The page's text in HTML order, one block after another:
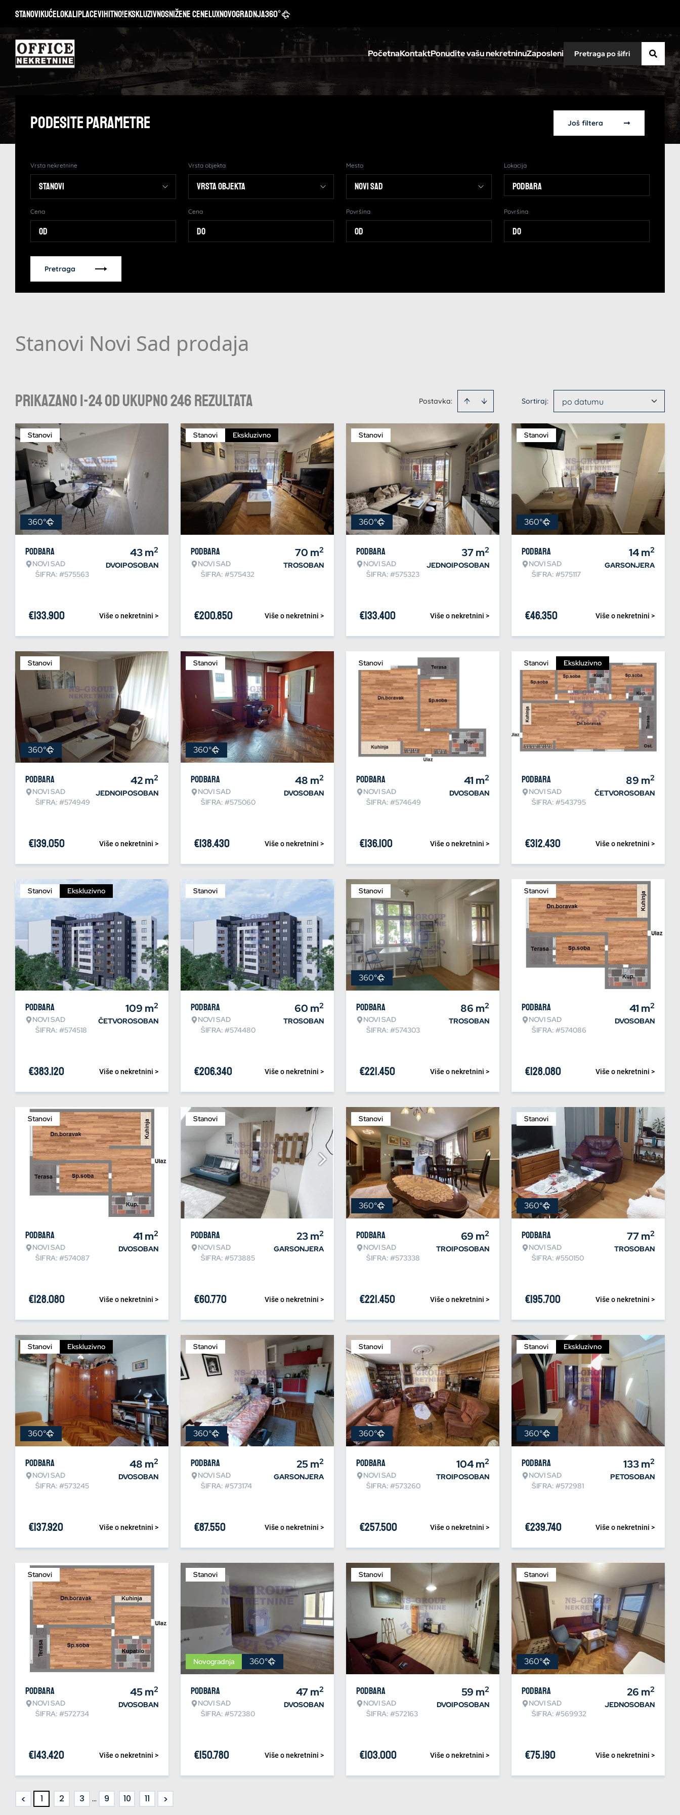
StanoviKućeLokaliPlaceviHitno!EkskluzivnoSnižene ceneLuxNovogradnja360°
PočetnaKontaktPonudite vašu nekretninuZaposleni
Podesite Parametre Još filtera
Vrsta nekretnine Vrsta objekta Mesto Lokacija
Podbara
Cena Cena Površina Površina
Pretraga
Stanovi Novi Sad prodaja
Prikazano 1-24 od ukupno 246 rezultata Postavka: Sortiraj: po datumu
Stanovi
360°
Podbara
NOVI SAD
ŠIFRA: #575563
43m2
DVOIPOSOBAN
Više o nekretnini >
€133.900
Stanovi Ekskluzivno
Podbara
NOVI SAD
ŠIFRA: #575432
70 m2
TROSOBAN
Više o nekretnini >
€200.850
Stanovi
360°
Podbara
NOVI SAD
ŠIFRA: #575323
37m2
JEDNOIPOSOBAN
Više o nekretnini >
€133.400
Stanovi
360°
Podbara
NOVI SAD
ŠIFRA: #575117
14m2
GARSONJERA
Više o nekretnini >
€46.350
Stanovi
360°
Podbara
NOVI SAD
ŠIFRA: #574949
42m2
JEDNOIPOSOBAN
Više o nekretnini >
€139.050
Stanovi
360°
Podbara
NOVI SAD
ŠIFRA: #575060
48 m2
DVOSOBAN
Više o nekretnini >
€138.430
Stanovi
Podbara
NOVI SAD
ŠIFRA: #574649
41 m2
DVOSOBAN
Više o nekretnini >
€136.100
Stanovi Ekskluzivno
Podbara
NOVI SAD
ŠIFRA: #543795
89 m2
ČETVOROSOBAN
Više o nekretnini >
€312.430
Stanovi Ekskluzivno
Podbara
NOVI SAD
ŠIFRA: #574518
109 m2
ČETVOROSOBAN
Više o nekretnini >
€383.120
Stanovi
Podbara
NOVI SAD
ŠIFRA: #574480
60 m2
TROSOBAN
Više o nekretnini >
€206.340
Stanovi
360°
Podbara
NOVI SAD
ŠIFRA: #574303
86 m2
TROSOBAN
Više o nekretnini >
€221.450
Stanovi
Podbara
NOVI SAD
ŠIFRA: #574086
41 m2
DVOSOBAN
Više o nekretnini >
€128.080
Stanovi
Podbara
NOVI SAD
ŠIFRA: #574087
41 m2
DVOSOBAN
Više o nekretnini >
€128.080
Stanovi
Podbara
NOVI SAD
ŠIFRA: #573885
23m2
GARSONJERA
Više o nekretnini >
€60.770
Stanovi
360°
Podbara
NOVI SAD
ŠIFRA: #573338
69 m2
TROIPOSOBAN
Više o nekretnini >
€221.450
Stanovi
360°
Podbara
NOVI SAD
ŠIFRA: #550150
77m2
TROSOBAN
Više o nekretnini >
€195.700
Stanovi Ekskluzivno
360°
Podbara
NOVI SAD
ŠIFRA: #573245
48 m2
DVOSOBAN
Više o nekretnini >
€137.920
Stanovi
360°
Podbara
NOVI SAD
ŠIFRA: #573174
25m2
GARSONJERA
Više o nekretnini >
€87.550
Stanovi
360°
Podbara
NOVI SAD
ŠIFRA: #573260
104m2
TROIPOSOBAN
Više o nekretnini >
€257.500
Stanovi Ekskluzivno
360°
Podbara
NOVI SAD
ŠIFRA: #572981
133m2
PETOSOBAN
Više o nekretnini >
€239.740
Stanovi
Podbara
NOVI SAD
ŠIFRA: #572734
45m2
DVOSOBAN
Više o nekretnini >
€143.420
Stanovi
Novogradnja 360°
Podbara
NOVI SAD
ŠIFRA: #572380
47m2
DVOSOBAN
Više o nekretnini >
€150.780
Stanovi
Podbara
NOVI SAD
ŠIFRA: #572163
59 m2
DVOIPOSOBAN
Više o nekretnini >
€103.000
Stanovi
360°
Podbara
NOVI SAD
ŠIFRA: #569932
26 m2
JEDNOSOBAN
Više o nekretnini >
€75.190
< 1 2 3 ... 9 10 11 >